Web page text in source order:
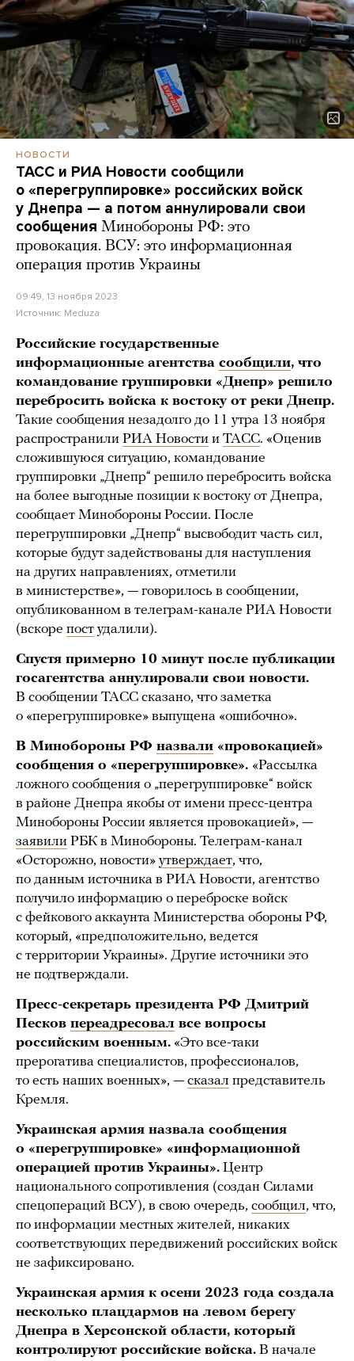
НОВОСТИ
ТАСС и РИА Новости сообщили
о «перегруппировке» российских войск
у Днепра — а потом аннулировали свои
сообщения Минобороны РФ: это
провокация. ВСУ: это информационная
операция против Украины
09:49, 13 ноября 2023
Источник: Meduza
Российские государственные
информационные агентства сообщили, что
командование группировки «Днепр» решило
перебросить войска к востоку от реки Днепр.
Такие сообщения незадолго до 11 утра 13 ноября
распространили РИА Новости и ТАСС. «Оценив
сложившуюся ситуацию, командование
группировки „Днепр“ решило перебросить войска
на более выгодные позиции к востоку от Днепра,
сообщает Минобороны России. После
перегруппировки „Днепр“ высвободит часть сил,
которые будут задействованы для наступления
на других направлениях, отметили
в министерстве», — говорилось в сообщении,
опубликованном в телеграм-канале РИА Новости
(вскоре пост удалили).
Спустя примерно 10 минут после публикации
госагентства аннулировали свои новости.
В сообщении ТАСС сказано, что заметка
о «перегруппировке» выпущена «ошибочно».
В Минобороны РФ назвали «провокацией»
сообщения о «перегруппировке». «Рассылка
ложного сообщения о „перегруппировке“ войск
в районе Днепра якобы от имени пресс-центра
Минобороны России является провокацией», —
заявили РБК в Минобороны. Телеграм-канал
«Осторожно, новости» утверждает, что,
по данным источника в РИА Новости, агентство
получило информацию о переброске войск
с фейкового аккаунта Министерства обороны РФ,
который, «предположительно, ведется
с территории Украины». Другие источники это
не подтверждали.
Пресс-секретарь президента РФ Дмитрий
Песков переадресовал все вопросы
российским военным. «Это все-таки
прерогатива специалистов, профессионалов,
то есть наших военных», — сказал представитель
Кремля.
Украинская армия назвала сообщения
о «перегруппировке» «информационной
операцией против Украины». Центр
национального сопротивления (создан Силами
спецопераций ВСУ), в свою очередь, сообщил, что,
по информации местных жителей, никаких
соответствующих передвижений российских войск
не зафиксировано.
Украинская армия к осени 2023 года создала
несколько плацдармов на левом берегу
Днепра в Херсонской области, который
контролируют российские войска. В начале